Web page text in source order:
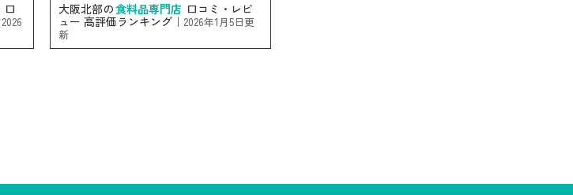
口
2026
大阪北部の食料品専門店 口コミ・レビ
ュー 高評価ランキング｜ 2026年1月5日更
新